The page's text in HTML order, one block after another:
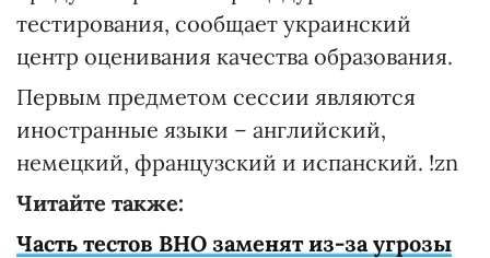
тестирования, сообщает украинский
центр оценивания качества образования.
Первым предметом сессии являются
иностранные языки – английский,
немецкий, французский и испанский. !zn
Читайте также:
Часть тестов ВНО заменят из-за угрозы